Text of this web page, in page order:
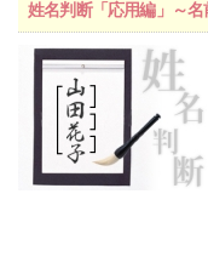
姓名判断「応用編」～